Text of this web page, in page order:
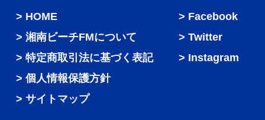
HOME
湘南ビーチFMについて
特定商取引法に基づく表記
個人情報保護方針
サイトマップ
Facebook
Twitter
Instagram